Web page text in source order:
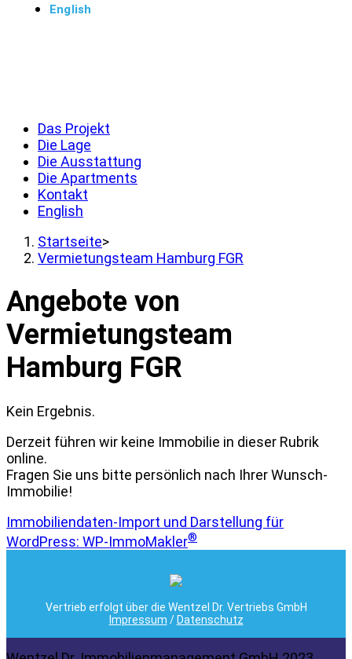
English
Das Projekt
Die Lage
Die Ausstattung
Die Apartments
Kontakt
English
Startseite>
Vermietungsteam Hamburg FGR
Angebote von
Vermietungsteam
Hamburg FGR
Kein Ergebnis.
Derzeit führen wir keine Immobilie in dieser Rubrik
online.
Fragen Sie uns bitte persönlich nach Ihrer Wunsch-
Immobilie!
Immobiliendaten-Import und Darstellung für
WordPress: WP-ImmoMakler®
Vertrieb erfolgt über die Wentzel Dr. Vertriebs GmbH
Impressum / Datenschutz